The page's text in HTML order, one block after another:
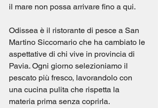
il mare non possa arrivare fino a qui.
Odissea è il ristorante di pesce a San
Martino Siccomario che ha cambiato le
aspettative di chi vive in provincia di
Pavia. Ogni giorno selezioniamo il
pescato più fresco, lavorandolo con
una cucina pulita che rispetta la
materia prima senza coprirla.